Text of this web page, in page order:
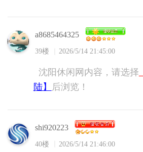
a8685464325
39楼 2026/5/14 21:45:00
沈阳休闲网内容，请选择
陆】
后浏览！
shi920223
40楼 2026/5/14 21:46:00